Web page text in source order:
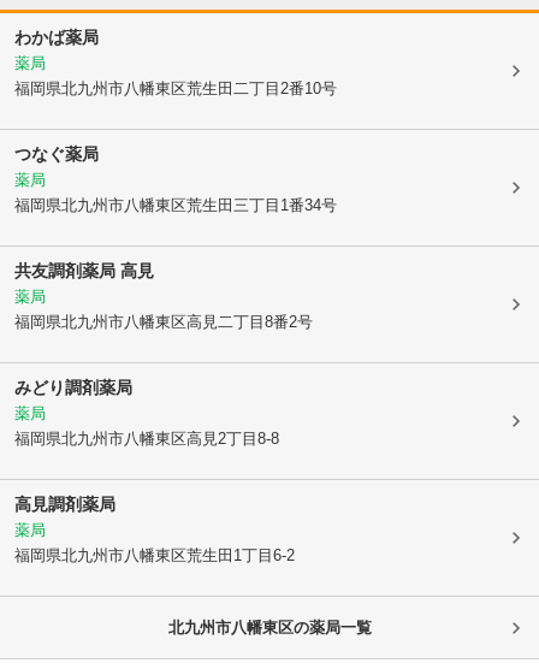
わかば薬局
薬局
福岡県北九州市八幡東区荒生田二丁目2番10号
つなぐ薬局
薬局
福岡県北九州市八幡東区荒生田三丁目1番34号
共友調剤薬局 高見
薬局
福岡県北九州市八幡東区高見二丁目8番2号
みどり調剤薬局
薬局
福岡県北九州市八幡東区高見2丁目8-8
高見調剤薬局
薬局
福岡県北九州市八幡東区荒生田1丁目6-2
北九州市八幡東区の薬局一覧